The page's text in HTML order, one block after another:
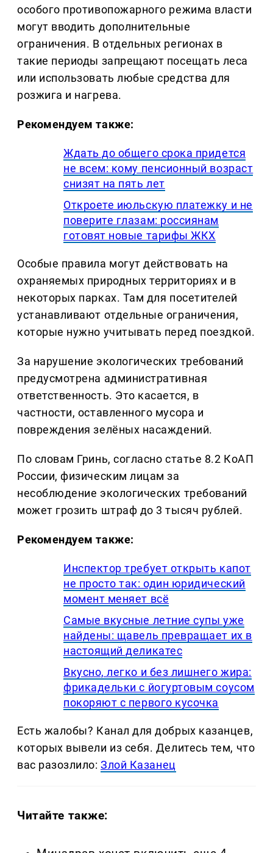
особого противопожарного режима власти
могут вводить дополнительные
ограничения. В отдельных регионах в
такие периоды запрещают посещать леса
или использовать любые средства для
розжига и нагрева.
Рекомендуем также:
Ждать до общего срока придется
не всем: кому пенсионный возраст
снизят на пять лет
Откроете июльскую платежку и не
поверите глазам: россиянам
готовят новые тарифы ЖКХ
Особые правила могут действовать на
охраняемых природных территориях и в
некоторых парках. Там для посетителей
устанавливают отдельные ограничения,
которые нужно учитывать перед поездкой.
За нарушение экологических требований
предусмотрена административная
ответственность. Это касается, в
частности, оставленного мусора и
повреждения зелёных насаждений.
По словам Гринь, согласно статье 8.2 КоАП
России, физическим лицам за
несоблюдение экологических требований
может грозить штраф до 3 тысяч рублей.
Рекомендуем также:
Инспектор требует открыть капот
не просто так: один юридический
момент меняет всё
Самые вкусные летние супы уже
найдены: щавель превращает их в
настоящий деликатес
Вкусно, легко и без лишнего жира:
фрикадельки с йогуртовым соусом
покоряют с первого кусочка
Есть жалобы? Канал для добрых казанцев,
которых вывели из себя. Делитеcь тем, что
вас разозлило:Злой Казанец
Читайте также: